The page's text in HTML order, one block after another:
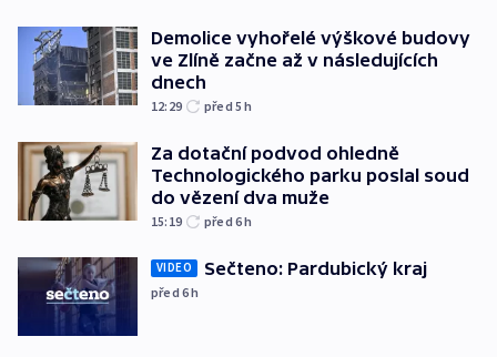
Demolice vyhořelé výškové budovy
ve Zlíně začne až v následujících
dnech
12:29 před 5h
Za dotační podvod ohledně
Technologického parku poslal soud
do vězení dva muže
15:19 před 6h
VIDEO Sečteno: Pardubický kraj
před 6h